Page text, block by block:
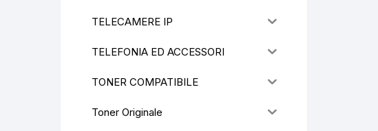
TELECAMERE IP
TELEFONIA ED ACCESSORI
TONER COMPATIBILE
Toner Originale